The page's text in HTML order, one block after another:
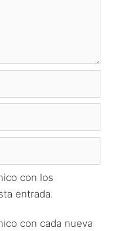
con los
entrada.
con cada nueva